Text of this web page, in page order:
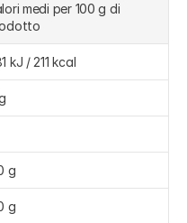
medi per 100 g di
kJ / 211 kcal
g
g